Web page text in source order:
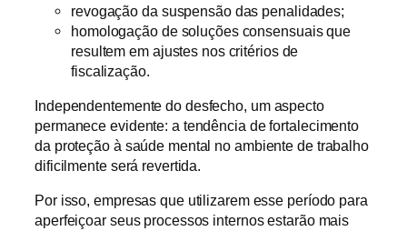
revogação da suspensão das penalidades;
homologação de soluções consensuais que
resultem em ajustes nos critérios de
fiscalização.
Independentemente do desfecho, um aspecto
permanece evidente: a tendência de fortalecimento
da proteção à saúde mental no ambiente de trabalho
dificilmente será revertida.
Por isso, empresas que utilizarem esse período para
aperfeiçoar seus processos internos estarão mais